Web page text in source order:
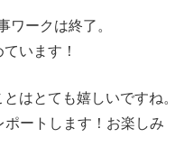
ークは終了。
います！
はとても嬉しいですね。
ートします！お楽しみ